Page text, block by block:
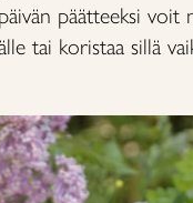
päätteeksi voit
tai koristaa sillä